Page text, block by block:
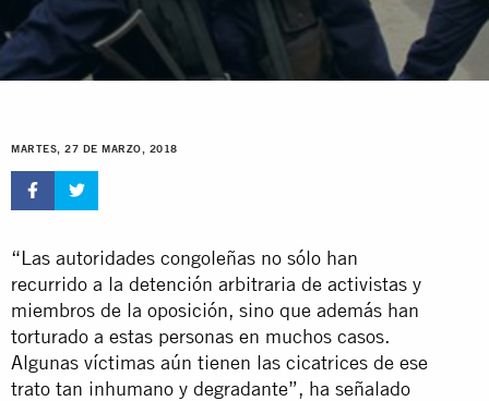
FUERTE PRESIÓN SOBRE LA
LIBERTAD DE EXPRESIÓN
MARTES, 27 DE MARZO, 2018
“Las autoridades congoleñas no sólo han
recurrido a la detención arbitraria de activistas y
miembros de la oposición, sino que además han
torturado a estas personas en muchos casos.
Algunas víctimas aún tienen las cicatrices de ese
trato tan inhumano y degradante”, ha señalado